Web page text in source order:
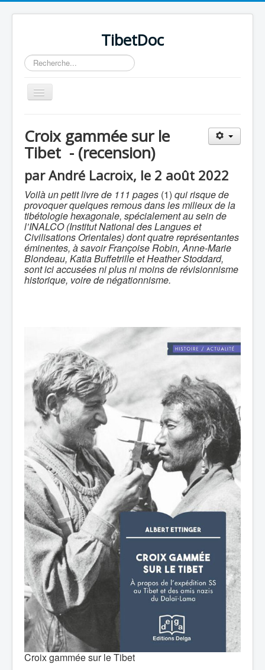
TibetDoc
Rechercher
Basculer
la
≡
Croix gammée sur le
Tibet - (recension)
par André Lacroix, le 2 août 2022
Voilà un petit livre de 111 pages (1) qui risque de
provoquer quelques remous dans les milieux de la
tibétologie hexagonale, spécialement au sein de
l’INALCO (Institut National des Langues et
Civilisations Orientales) dont quatre représentantes
éminentes, à savoir Françoise Robin, Anne-Marie
Blondeau, Katia Buffetrille et Heather Stoddard,
sont ici accusées ni plus ni moins de révisionnisme
historique, voire de négationnisme.
Croix gammée sur le Tibet